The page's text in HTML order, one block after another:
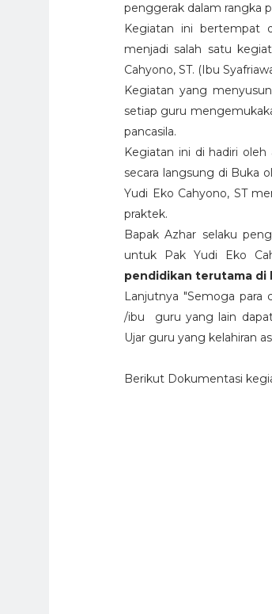
penggerak dalam rangka
Kegiatan ini bertempat
menjadi salah satu
Cahyono, ST. (Ibu
Kegiatan yang
setiap guru
pancasila.
Kegiatan ini di hadiri
secara langsung di Buka
Yudi Eko Cahyono, ST
praktek.
Bapak Azhar selaku
untuk Pak Yudi Eko
pendidikan terutama di
Lanjutnya "Semoga
/ibu guru yang lain
Ujar guru yang kelahiran
Berikut Dokumentasi